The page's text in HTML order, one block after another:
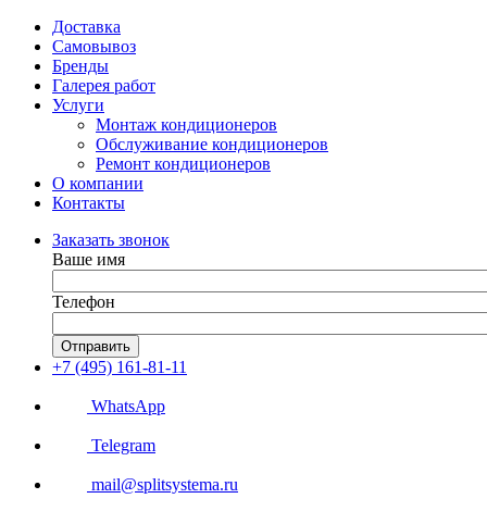
Доставка
Самовывоз
Бренды
Галерея работ
Услуги
Монтаж кондиционеров
Обслуживание кондиционеров
Ремонт кондиционеров
О компании
Контакты
Заказать звонок
Ваше имя
Телефон
Отправить
+7 (495) 161-81-11
WhatsApp
Telegram
mail@splitsystema.ru